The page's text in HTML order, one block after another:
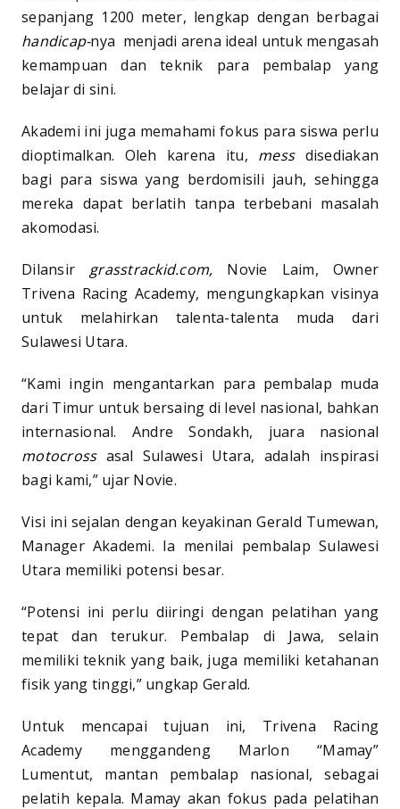
sepanjang 1200 meter, lengkap dengan berbagai
handicap-nya menjadi arena ideal untuk mengasah
kemampuan dan teknik para pembalap yang
belajar di sini.
Akademi ini juga memahami fokus para siswa perlu
dioptimalkan. Oleh karena itu, messdisediakan
bagi para siswa yang berdomisili jauh, sehingga
mereka dapat berlatih tanpa terbebani masalah
akomodasi.
Dilansir grasstrackid.com, Novie Laim, Owner
Trivena Racing Academy, mengungkapkan visinya
untuk melahirkan talenta-talenta muda dari
Sulawesi Utara.
“Kami ingin mengantarkan para pembalap muda
dari Timur untuk bersaing di level nasional, bahkan
internasional. Andre Sondakh, juara nasional
motocrossasal Sulawesi Utara, adalah inspirasi
bagi kami,” ujar Novie.
Visi ini sejalan dengan keyakinan Gerald Tumewan,
Manager Akademi. Ia menilai pembalap Sulawesi
Utara memiliki potensi besar.
“Potensi ini perlu diiringi dengan pelatihan yang
tepat dan terukur. Pembalap di Jawa, selain
memiliki teknik yang baik, juga memiliki ketahanan
fisik yang tinggi,” ungkap Gerald.
Untuk mencapai tujuan ini, Trivena Racing
Academy menggandeng Marlon “Mamay”
Lumentut, mantan pembalap nasional, sebagai
pelatih kepala. Mamay akan fokus pada pelatihan